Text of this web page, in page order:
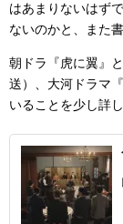
はあまりないはず
ないのかと、また
朝ドラ『虎に翼』
送）、大河ドラマ
いることを少し詳